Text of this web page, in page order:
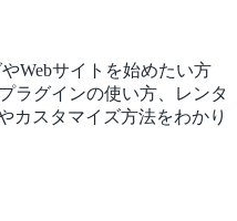
Webサイトを始めたい方
ラグインの使い方、レンタ
カスタマイズ方法をわかり